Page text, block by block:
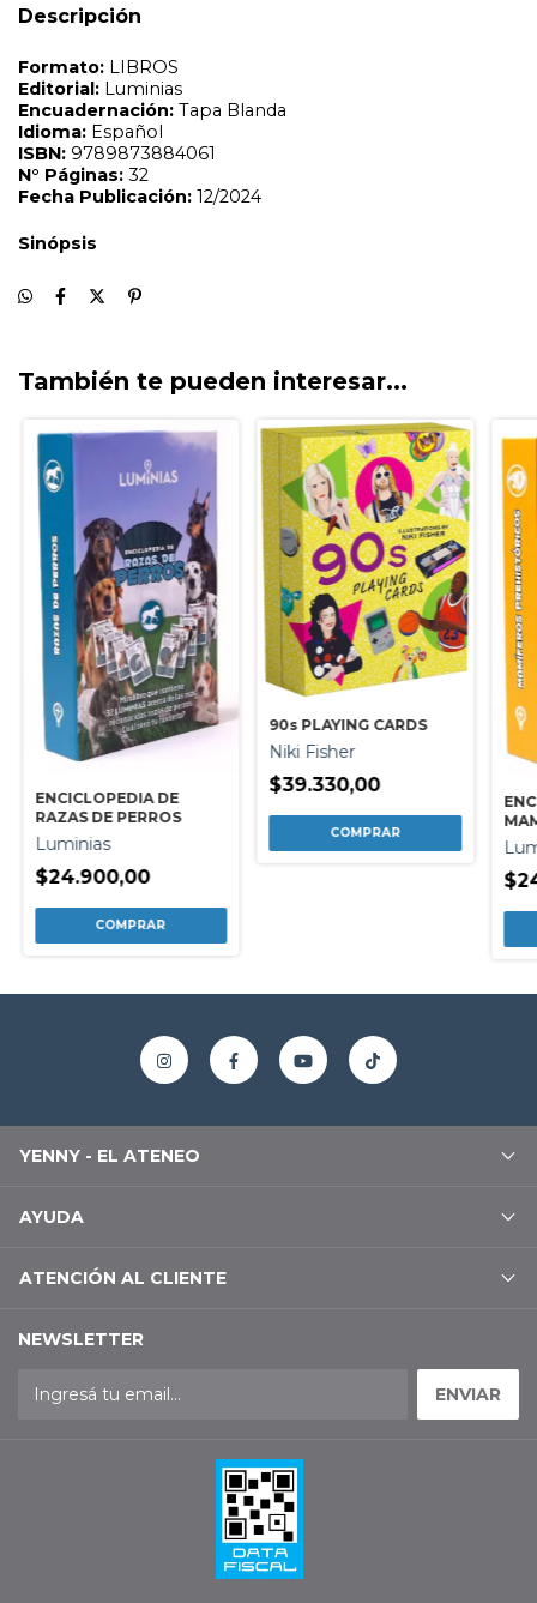
Descripción
También te pueden interesar...
ENCICLOPEDIA DE
RAZAS DE PERROS
Luminias
$24.900,00
90s PLAYING CARDS
Niki Fisher
$39.330,00
YENNY - EL ATENEO
AYUDA
ATENCIÓN AL CLIENTE
NEWSLETTER